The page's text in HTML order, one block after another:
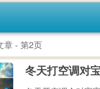
章 - 第2页
冬天打空调对